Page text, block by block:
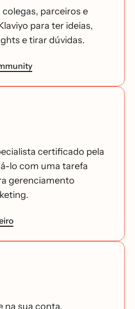
parceiros e
para ter ideias,
e tirar dúvidas.
certificado pela
lo com uma tarefa
gerenciamento
na sua conta.